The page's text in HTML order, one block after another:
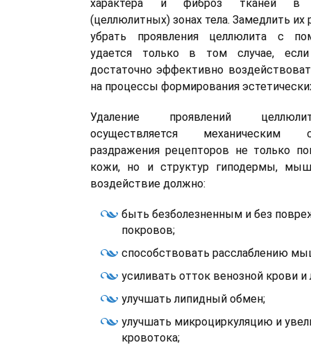
характера и фиброз тканей в
(целлюлитных) зонах тела. Замедлить их
убрать проявления целлюлита с
удается только в том случае,
достаточно эффективно
на процессы формирования
Удаление проявлений
осуществляется механическим
раздражения рецепторов не только
кожи, но и структур гиподермы,
воздействие должно:
быть безболезненным и без
покровов;
способствовать расслаблению
усиливать отток венозной крови
улучшать липидный обмен;
улучшать микроциркуляцию и
кровотока;